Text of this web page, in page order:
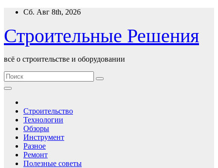
Перейти
содержимому
Сб. Авг 8th, 2026
Строительные Решения
всё о строительстве и оборудовании
Строительство
Технологии
Обзоры
Инструмент
Разное
Ремонт
Полезные советы